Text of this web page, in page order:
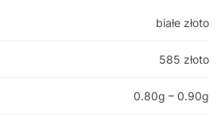
białe złoto
585 złoto
0.80g – 0.90g